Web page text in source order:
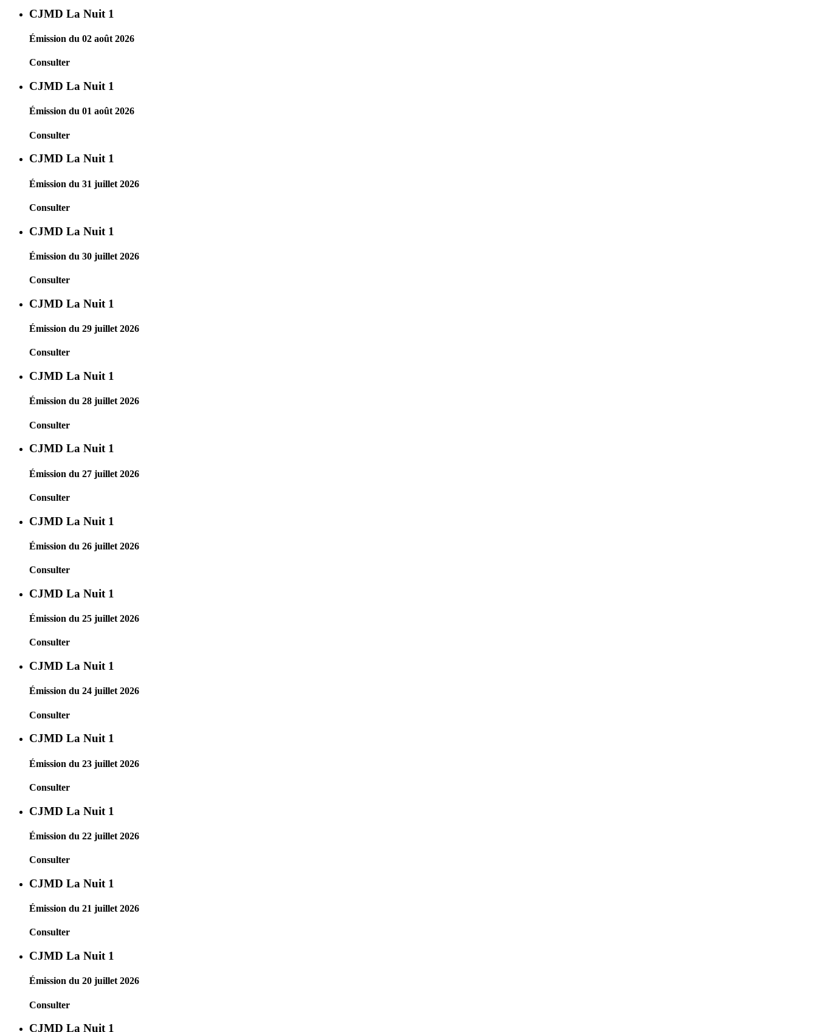
CJMD La Nuit 1
Émission du 02 août 2026
Consulter
CJMD La Nuit 1
Émission du 01 août 2026
Consulter
CJMD La Nuit 1
Émission du 31 juillet 2026
Consulter
CJMD La Nuit 1
Émission du 30 juillet 2026
Consulter
CJMD La Nuit 1
Émission du 29 juillet 2026
Consulter
CJMD La Nuit 1
Émission du 28 juillet 2026
Consulter
CJMD La Nuit 1
Émission du 27 juillet 2026
Consulter
CJMD La Nuit 1
Émission du 26 juillet 2026
Consulter
CJMD La Nuit 1
Émission du 25 juillet 2026
Consulter
CJMD La Nuit 1
Émission du 24 juillet 2026
Consulter
CJMD La Nuit 1
Émission du 23 juillet 2026
Consulter
CJMD La Nuit 1
Émission du 22 juillet 2026
Consulter
CJMD La Nuit 1
Émission du 21 juillet 2026
Consulter
CJMD La Nuit 1
Émission du 20 juillet 2026
Consulter
CJMD La Nuit 1